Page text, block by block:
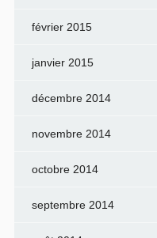
février 2015
janvier 2015
décembre 2014
novembre 2014
octobre 2014
septembre 2014